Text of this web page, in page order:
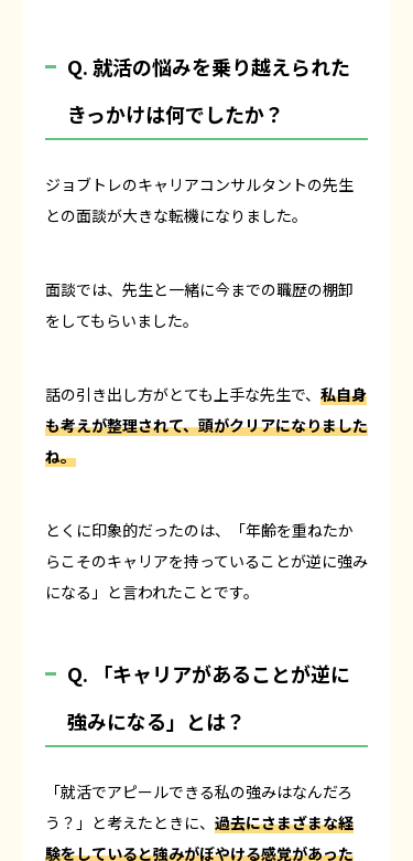
Q. 就活の悩みを乗り越えられた
きっかけは何でしたか？
ジョブトレのキャリアコンサルタントの先生
との面談が大きな転機になりました。
面談では、先生と一緒に今までの職歴の棚卸
をしてもらいました。
話の引き出し方がとても上手な先生で、 私自身
も考えが整理されて、頭がクリアになりました
ね。
とくに印象的だったのは、「年齢を重ねたか
らこそのキャリアを持っていることが逆に強み
になる」と言われたことです。
Q. 「キャリアがあることが逆に
強みになる」とは？
「就活でアピールできる私の強みはなんだろ
う？」と考えたときに、 過去にさまざまな経
験をしていると強みがぼやける感覚があった